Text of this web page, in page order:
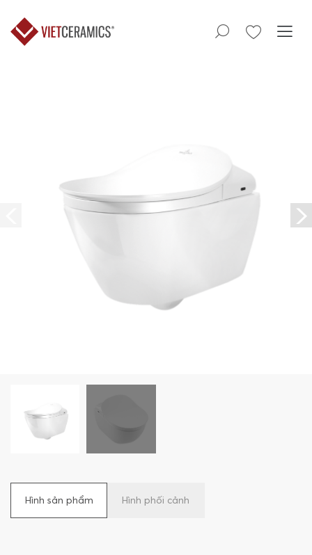
Hình sản phẩm Hình phối cảnh